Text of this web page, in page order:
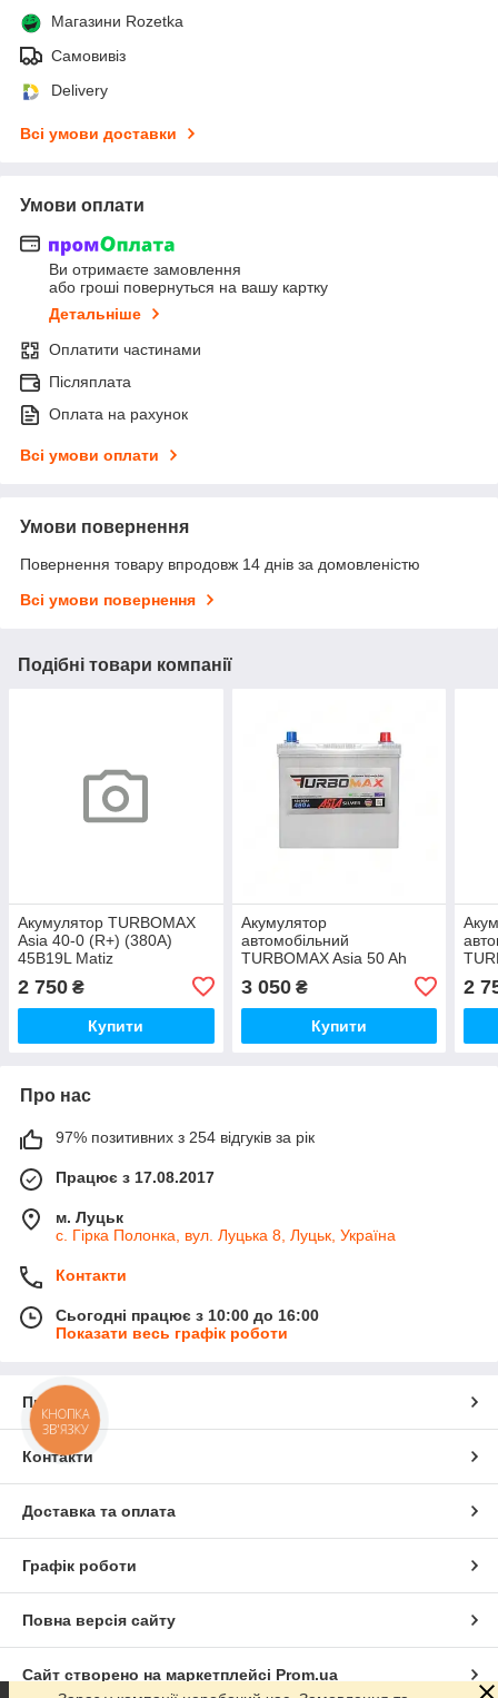
Магазини Rozetka
Самовивіз
Delivery
Всі умови доставки
Умови оплати
Ви отримаєте замовлення
або гроші повернуться на вашу картку
Детальніше
Оплатити частинами
Післяплата
Оплата на рахунок
Всі умови оплати
Умови повернення
Повернення товару впродовж 14 днів за домовленістю
Всі умови повернення
Подібні товари компанії
Акумулятор TURBOMAX
Asia 40-0 (R+) (380A)
45B19L Matiz
2 750 ₴
Купити
Акумулятор
автомобільний
TURBOMAX Asia 50 Ah
(R+) (460A) 55B24L Honda
3 050₴
Купити
2
Про нас
97% позитивних з 254 відгуків за рік
Працює з 17.08.2017
м. Луцьк
с. Гірка Полонка, вул. Луцька 8, Луцьк, Україна
Контакти
Сьогодні працює з 10:00 до 16:00
Показати весь графік роботи
Про нас
Контакти
Доставка та оплата
Графік роботи
Повна версія сайту
Сайт створено на маркетплейсі Prom.ua
КНОПКА
ЗВ'ЯЗКУ